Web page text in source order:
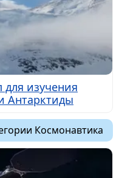
для изучения
Антарктиды
Космонавтика